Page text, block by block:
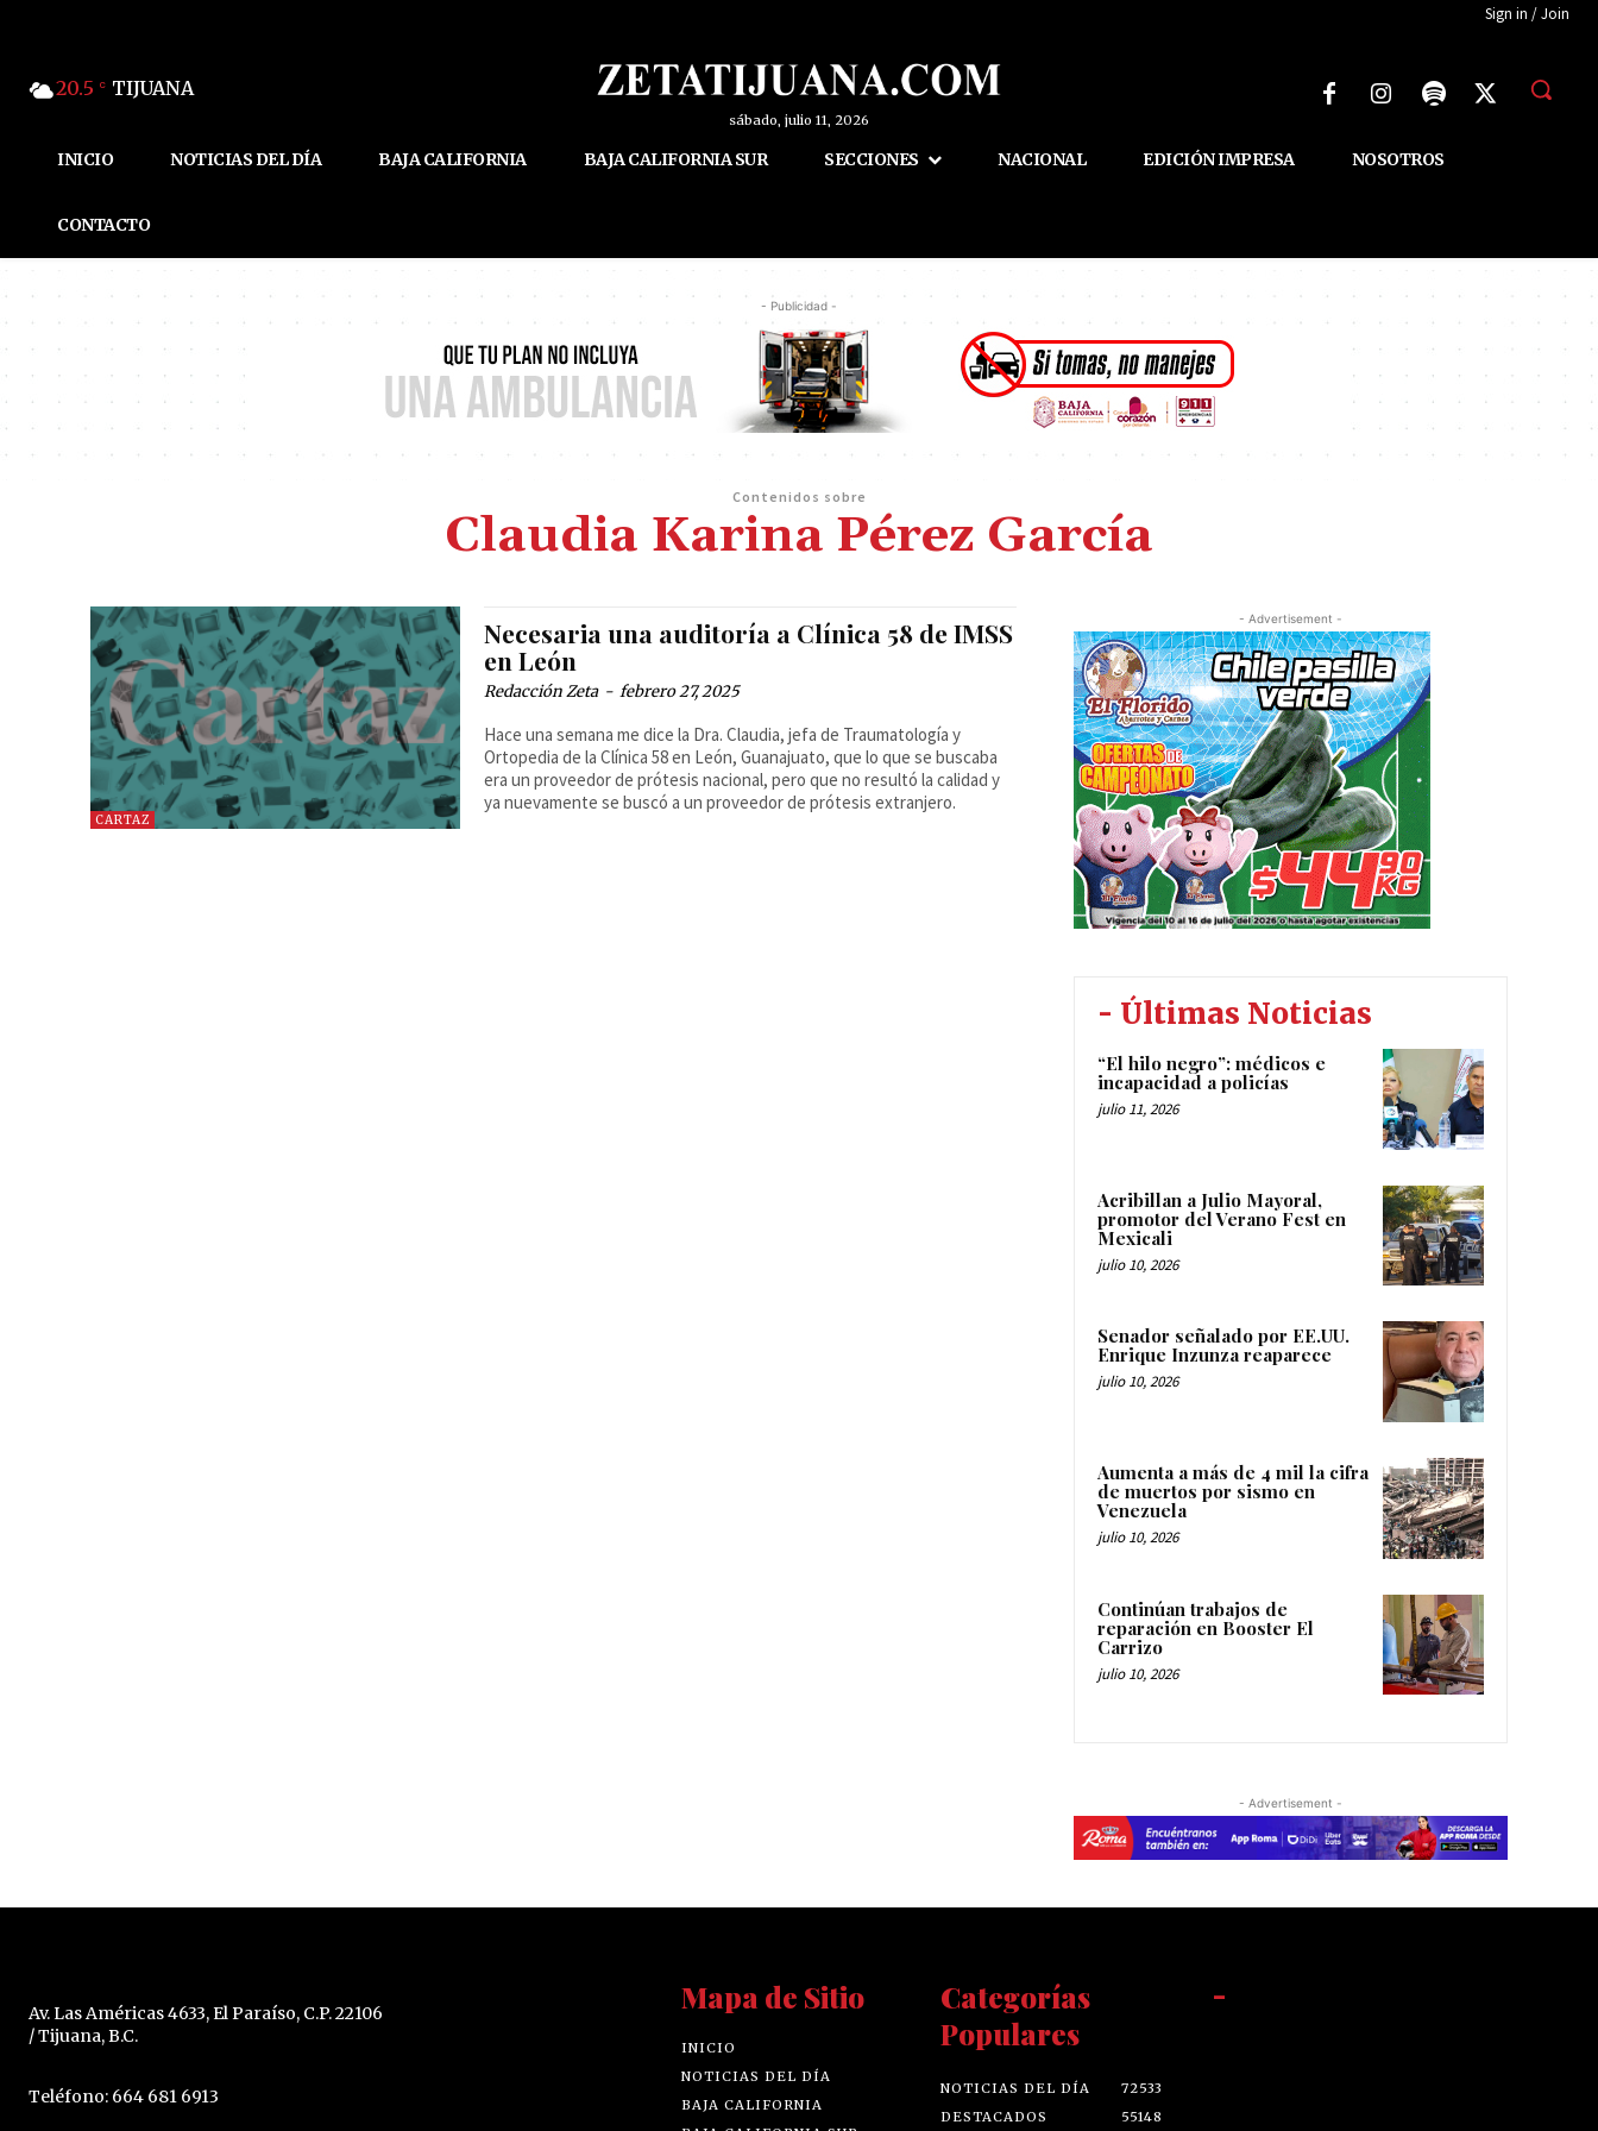
Sign in / Join
20.5 C TIJUANA
sábado, julio 11, 2026
INICIO NOTICIAS DEL DÍA BAJA CALIFORNIA BAJA CALIFORNIA SUR SECCIONES NACIONAL EDICIÓN IMPRESA NOSOTROS
CONTACTO
- Publicidad -
Contenidos sobre
Claudia Karina Pérez García
CARTAZ
Necesaria una auditoría a Clínica 58 de IMSS
en León
Redacción Zeta - febrero 27, 2025
Hace una semana me dice la Dra. Claudia, jefa de Traumatología y
Ortopedia de la Clínica 58 en León, Guanajuato, que lo que se buscaba
era un proveedor de prótesis nacional, pero que no resultó la calidad y
ya nuevamente se buscó a un proveedor de prótesis extranjero.
- Advertisement -
- Últimas Noticias
“El hilo negro”: médicos e
incapacidad a policías
julio 11, 2026
Acribillan a Julio Mayoral,
promotor del Verano Fest en
Mexicali
julio 10, 2026
Senador señalado por EE.UU.
Enrique Inzunza reaparece
julio 10, 2026
Aumenta a más de 4 mil la cifra
de muertos por sismo en
Venezuela
julio 10, 2026
Continúan trabajos de
reparación en Booster El
Carrizo
julio 10, 2026
- Advertisement -
Av. Las Américas 4633, El Paraíso, C.P. 22106
/ Tijuana, B.C.
Teléfono: 664 681 6913
Mapa de Sitio
INICIO
NOTICIAS DEL DÍA
BAJA CALIFORNIA
Categorías
Populares
NOTICIAS DEL DÍA
72533
DESTACADOS
55148
-